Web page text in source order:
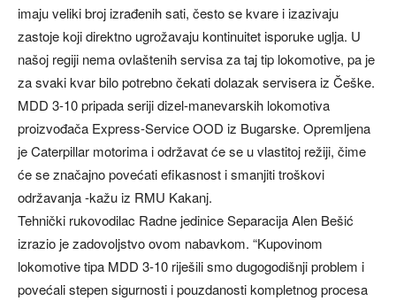
imaju veliki broj izrađenih sati, često se kvare i izazivaju
zastoje koji direktno ugrožavaju kontinuitet isporuke uglja. U
našoj regiji nema ovlaštenih servisa za taj tip lokomotive, pa je
za svaki kvar bilo potrebno čekati dolazak servisera iz Češke.
MDD 3-10 pripada seriji dizel-manevarskih lokomotiva
proizvođača Express-Service OOD iz Bugarske. Opremljena
je Caterpillar motorima i održavat će se u vlastitoj režiji, čime
će se značajno povećati efikasnost i smanjiti troškovi
održavanja -kažu iz RMU Kakanj.
Tehnički rukovodilac Radne jedinice Separacija Alen Bešić
izrazio je zadovoljstvo ovom nabavkom. “Kupovinom
lokomotive tipa MDD 3-10 riješili smo dugogodišnji problem i
povećali stepen sigurnosti i pouzdanosti kompletnog procesa